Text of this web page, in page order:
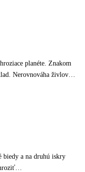
planéte. Znakom
Nerovnováha živlov…
biedy a na druhú iskry